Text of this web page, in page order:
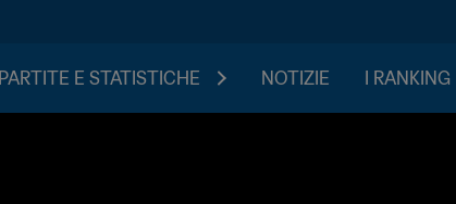
PARTITE E STATISTICHE NOTIZIE I RANKING